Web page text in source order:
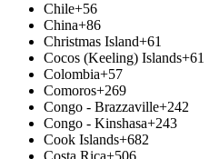
Chile+56
China+86
Christmas Island+61
Cocos (Keeling) Islands+61
Colombia+57
Comoros+269
Congo - Brazzaville+242
Congo - Kinshasa+243
Cook Islands+682